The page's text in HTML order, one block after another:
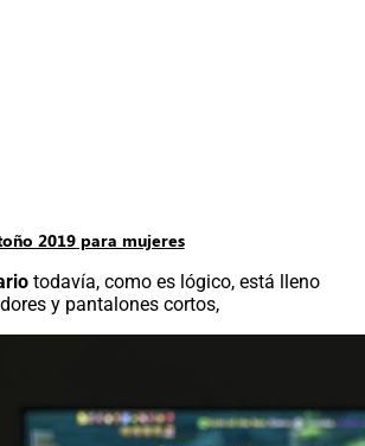
2019 para mujeres
todavía, como es lógico, está lleno
y pantalones cortos,